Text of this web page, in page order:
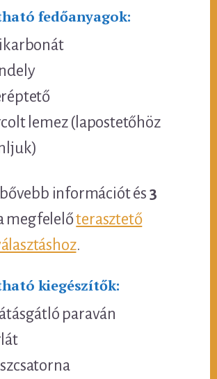
fedőanyagok:
lemez (lapostetőhöz
információt és 3
megfelelőterasztető
.
kiegészítők:
paraván